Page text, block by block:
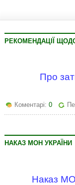
РЕКОМЕНДАЦІЇ
Про
Коментарі: 0
НАКАЗ МОН УКРАЇНИ
Наказ